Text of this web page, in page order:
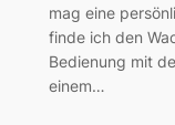
mag eine
finde ich den
Bedienung mit
einem…